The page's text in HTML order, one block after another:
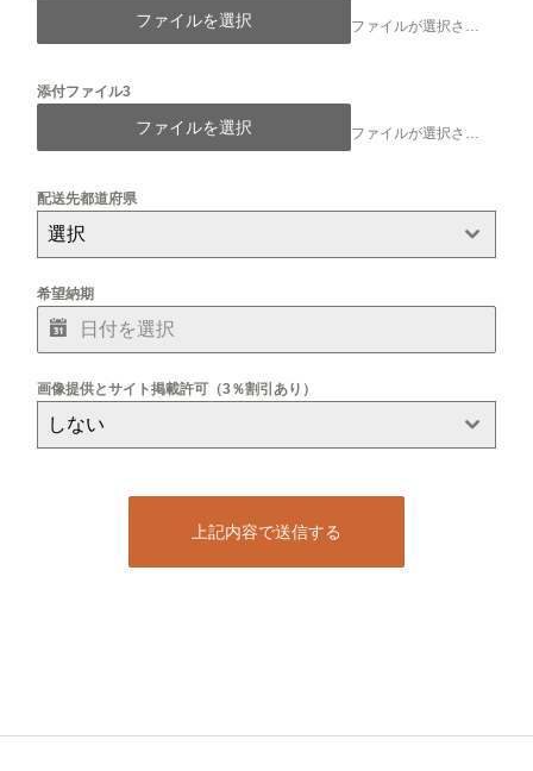
ファイルを選択 ファイルが選択されていません
添付ファイル3
ファイルを選択 ファイルが選択されていません
配送先都道府県
選択
希望納期
画像提供とサイト掲載許可（3％割引あり）
しない
上記内容で送信する